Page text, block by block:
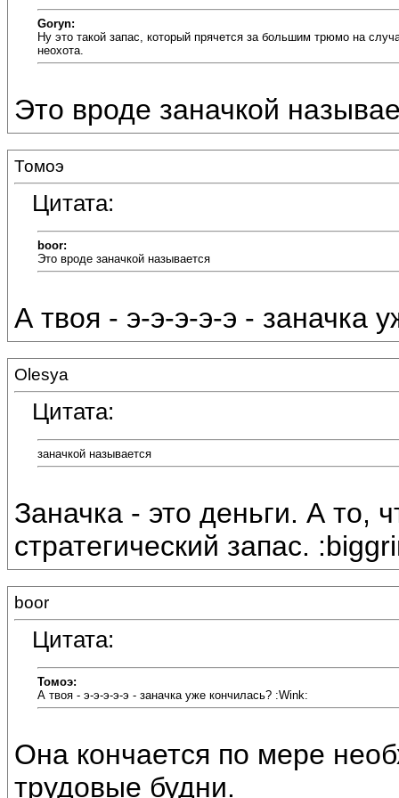
Goryn:
Ну это такой запас, который прячется за большим трюмо на
неохота.
Это вроде заначкой
Томоэ
Цитата:
boor:
Это вроде заначкой называется
А твоя - э-э-э-э-э - заначка
Olesya
Цитата:
заначкой называется
Заначка - это деньги. А то,
стратегический запас.
boor
Цитата:
Томоэ:
А твоя - э-э-э-э-э - заначка уже кончилась? :Wink:
Она кончается по мере
трудовые будни.